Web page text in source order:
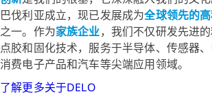
巴伐利亚成立，现已发展成为全球领先的
之一。作为家族企业，我们不仅研发先进
点胶和固化技术，服务于半导体、传感器、
消费电子产品和汽车等尖端应用领域。
了解更多关于DELO